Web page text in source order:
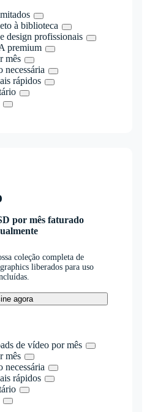
à biblioteca
design profissionais
premium
mês
necessária
rápidos
por mês faturado
coleção completa de
liberados para uso
agora
de vídeo por mês
mês
necessária
rápidos